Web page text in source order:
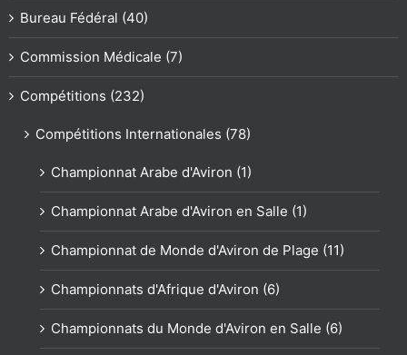
Bureau Fédéral (40)
Commission Médicale (7)
Compétitions (232)
Compétitions Internationales (78)
Championnat Arabe d'Aviron (1)
Championnat Arabe d'Aviron en Salle (1)
Championnat de Monde d'Aviron de Plage (11)
Championnats d'Afrique d'Aviron (6)
Championnats du Monde d'Aviron en Salle (6)